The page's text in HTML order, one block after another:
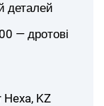
деталей
— дротові
KZ